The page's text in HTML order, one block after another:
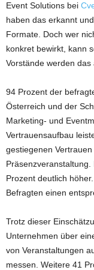
Event Solutions bei
haben das erkannt
Formate. Doch wer
konkret bewirkt, kann
Vorstände werden
94 Prozent der
Österreich und der
Marketing- und
Vertrauensaufbau
gestiegenen
Prozent deutlich
Befragten einen
Trotz dieser
Unternehmen über
von Veranstaltungen
messen. Weitere 41